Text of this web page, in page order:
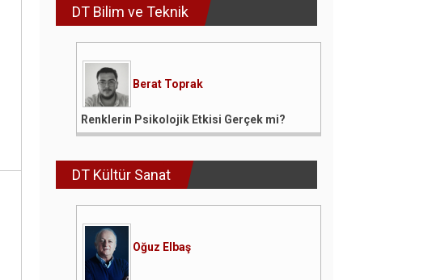
DT Bilim ve Teknik
Berat Toprak
Renklerin Psikolojik Etkisi Gerçek mi?
DT Kültür Sanat
Oğuz Elbaş